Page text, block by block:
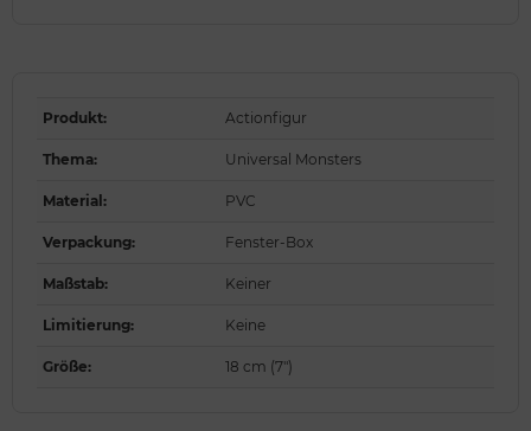
Produkt: Actionfigur
Thema: Universal Monsters
Material: PVC
Verpackung: Fenster-Box
Maßstab: Keiner
Limitierung: Keine
Größe: 18 cm (7")